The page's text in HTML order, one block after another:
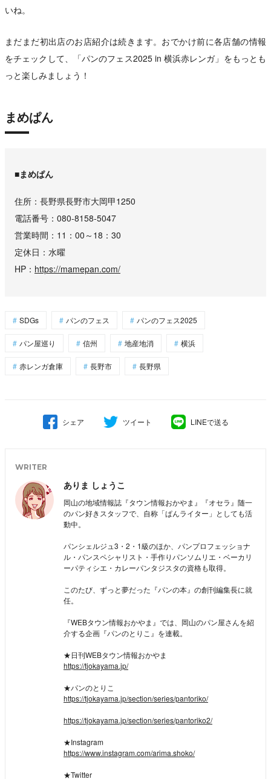
いね。
まだまだ初出店のお店紹介は続きます。おでかけ前に各店舗の情報
をチェックして、「パンのフェス2025 in 横浜赤レンガ」をもっとも
っと楽しみましょう！
まめぱん
■まめぱん
住所
長野県長野市大岡甲1250
電話番号
080-8158-5047
営業時間
11：00～18：30
定休日
水曜
HP
https://mamepan.com/
SDGs パンのフェス パンのフェス2025
パン屋巡り 信州 地産地消 横浜
赤レンガ倉庫 長野市 長野県
シェア ツイート LINEで送る
WRITER
ありま しょうこ
岡山の地域情報誌『タウン情報おかやま』『オセラ』随一
のパン好きスタッフで、自称「ぱんライター」としても活
動中。
パンシェルジュ3・2・1級のほか、パンプロフェッショナ
ル・パンスペシャリスト・手作りパンソムリエ・ベーカリ
ーパティシエ・カレーパンタジスタの資格も取得。
このたび、ずっと夢だった『パンの本』の創刊編集長に就
任。
『WEBタウン情報おかやま』では、岡山のパン屋さんを紹
介する企画『パンのとりこ』を連載。
★日刊WEBタウン情報おかやま
https://tjokayama.jp/
★パンのとりこ
https://tjokayama.jp/section/series/pantoriko/
https://tjokayama.jp/section/series/pantoriko2/
★Instagram
https://www.instagram.com/arima.shoko/
★Twitter